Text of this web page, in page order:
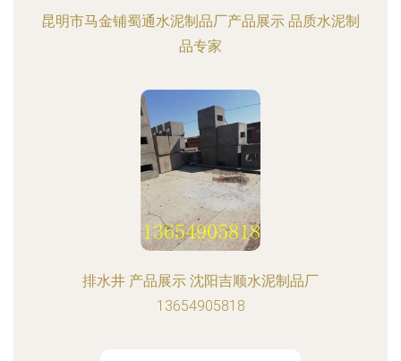
昆明市马金铺蜀通水泥制品厂产品展示 品质水泥制
品专家
排水井 产品展示 沈阳吉顺水泥制品厂
13654905818